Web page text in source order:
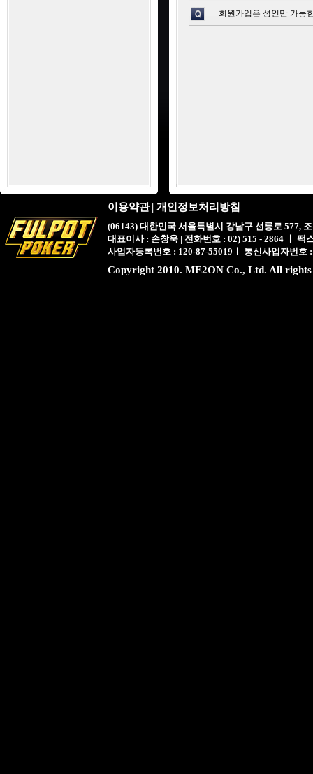
회원가입은 성인만 가능
이용약관 | 개인정보처리방침
(06143) 대한민국 서울특별시 강남구 선릉로 577,
대표이사 : 손창욱 | 전화번호 : 02) 515 - 2864 ㅣ 팩
사업자등록번호 : 120-87-55019ㅣ 통신사업자번호
Copyright 2010. ME2ON Co., Ltd. All rights